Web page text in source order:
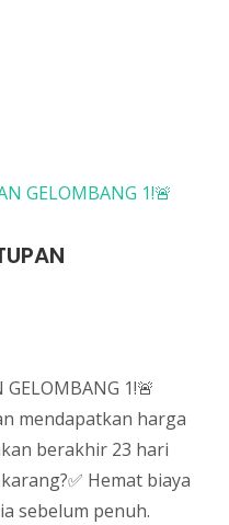
1!🚨
mendapatkan harga
berakhir 23 hari
Hemat biaya
sebelum penuh.